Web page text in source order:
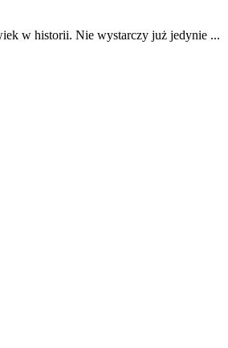
w historii. Nie wystarczy już jedynie ...